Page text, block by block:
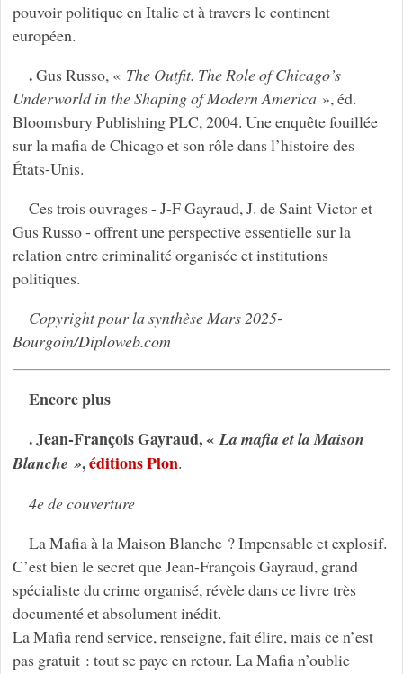
pouvoir politique en Italie et à travers le continent
européen.
.Gus Russo, « The Outfit. The Role of Chicago’s
Underworld in the Shaping of Modern America», éd.
Bloomsbury Publishing PLC, 2004. Une enquête fouillée
sur la mafia de Chicago et son rôle dans l’histoire des
États-Unis.
Ces trois ouvrages - J-F Gayraud, J. de Saint Victor et
Gus Russo - offrent une perspective essentielle sur la
relation entre criminalité organisée et institutions
politiques.
Copyright pour la synthèse Mars 2025-
Bourgoin/Diploweb.com
Encore plus
. Jean-François Gayraud, «La mafia et la Maison
Blanche »,éditions Plon.
4e de couverture
La Mafia à la Maison Blanche ? Impensable et explosif.
C’est bien le secret que Jean-François Gayraud, grand
spécialiste du crime organisé, révèle dans ce livre très
documenté et absolument inédit.
La Mafia rend service, renseigne, fait élire, mais ce n’est
pas gratuit : tout se paye en retour. La Mafia n’oublie